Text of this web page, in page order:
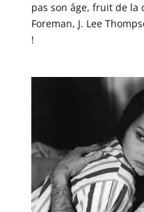
pas son âge, fruit de la
Foreman, J. Lee
!